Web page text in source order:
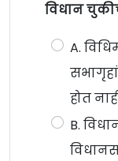
विधान
A.
होत
B.